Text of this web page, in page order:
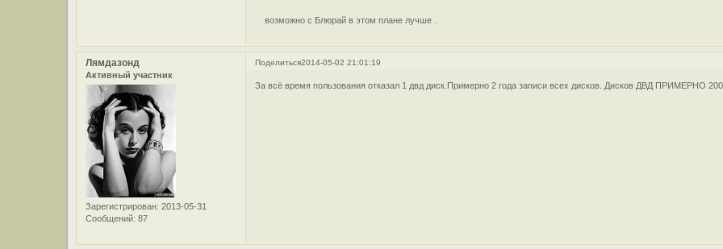
возможно с Блюрай в этом плане лучше .
Поделиться2014-05-02 21:01:19
Лямдазонд
Активный участник
Зарегистрирован: 2013-05-31
Сообщений: 87
За всё время пользования отказал 1 двд диск.Примерно 2 года записи всех дисков. Дисков ДВД ПРИМЕРНО